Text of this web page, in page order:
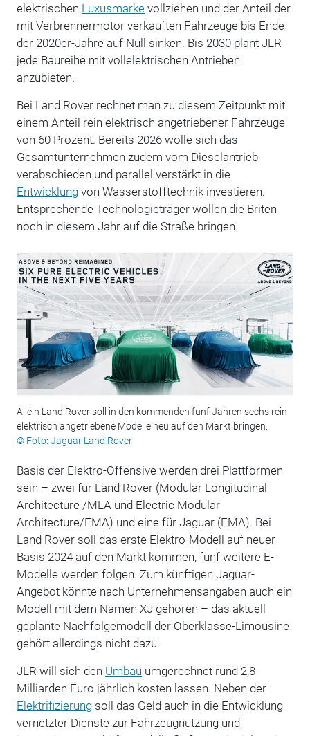
elektrischen Luxusmarkevollziehen und der Anteil der
mit Verbrennermotor verkauften Fahrzeuge bis Ende
der 2020er-Jahre auf Null sinken. Bis 2030 plant JLR
jede Baureihe mit vollelektrischen Antrieben
anzubieten.
Bei Land Rover rechnet man zu diesem Zeitpunkt mit
einem Anteil rein elektrisch angetriebener Fahrzeuge
von 60 Prozent. Bereits 2026 wolle sich das
Gesamtunternehmen zudem vom Dieselantrieb
verabschieden und parallel verstärkt in die
Entwicklungvon Wasserstofftechnik investieren.
Entsprechende Technologieträger wollen die Briten
noch in diesem Jahr auf die Straße bringen.
Allein Land Rover soll in den kommenden fünf Jahren sechs rein
elektrisch angetriebene Modelle neu auf den Markt bringen.
© Foto: Jaguar Land Rover
Basis der Elektro-Offensive werden drei Plattformen
sein – zwei für Land Rover (Modular Longitudinal
Architecture /MLA und Electric Modular
Architecture/EMA) und eine für Jaguar (EMA). Bei
Land Rover soll das erste Elektro-Modell auf neuer
Basis 2024 auf den Markt kommen, fünf weitere E-
Modelle werden folgen. Zum künftigen Jaguar-
Angebot könnte nach Unternehmensangaben auch ein
Modell mit dem Namen XJ gehören – das aktuell
geplante Nachfolgemodell der Oberklasse-Limousine
gehört allerdings nicht dazu.
JLR will sich den Umbau umgerechnet rund 2,8
Milliarden Euro jährlich kosten lassen. Neben der
Elektrifizierungsoll das Geld auch in die Entwicklung
vernetzter Dienste zur Fahrzeugnutzung und